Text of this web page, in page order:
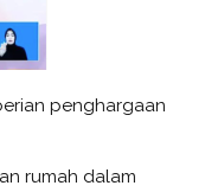
penghargaan
rumah dalam